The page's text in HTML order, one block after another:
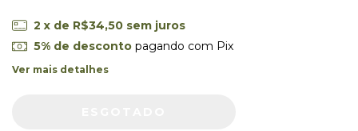
2 x de R$34,50 sem juros
5% de descontopagando com Pix
Ver mais detalhes